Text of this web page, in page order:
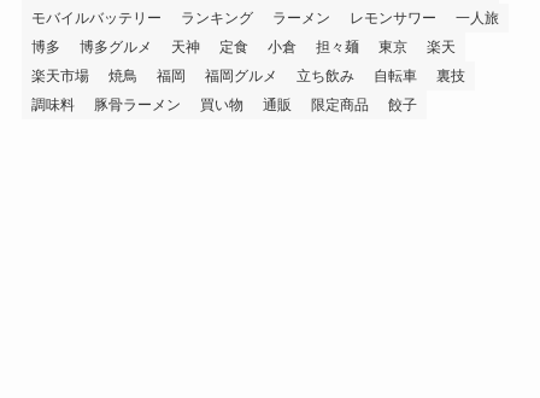
モバイルバッテリー
ランキング ラーメン レモンサワー
一人旅
博多
博多グルメ 天神 定食 小倉 担々麺 東京
楽天
楽天市場
焼鳥 福岡 福岡グルメ 立ち飲み 自転車
裏技
調味料
豚骨ラーメン 買い物 通販 限定商品 餃子